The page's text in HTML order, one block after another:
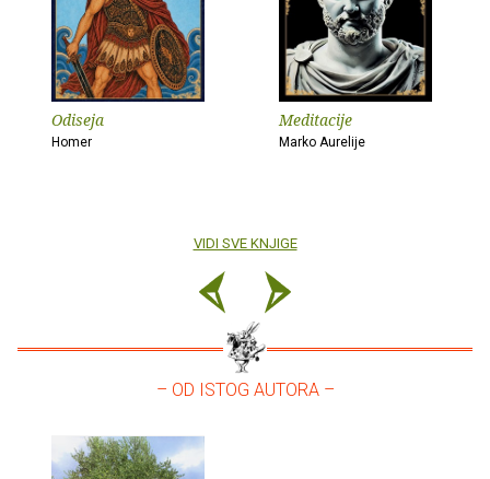
Odiseja
Homer
Meditacije
Marko Aurelije
VIDI SVE KNJIGE
– OD ISTOG AUTORA –